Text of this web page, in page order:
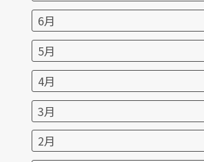
6月
5月
4月
3月
2月